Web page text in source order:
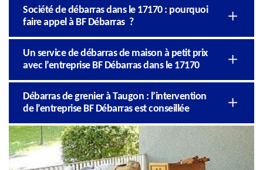
Société de débarras dans le 17170 : pourquoi
faire appel à BF Débarras ?
Un service de débarras de maison à petit prix
avec l’entreprise BF Débarras dans le 17170
Débarras de grenier à Taugon : l’intervention
de l’entreprise BF Débarras est conseillée